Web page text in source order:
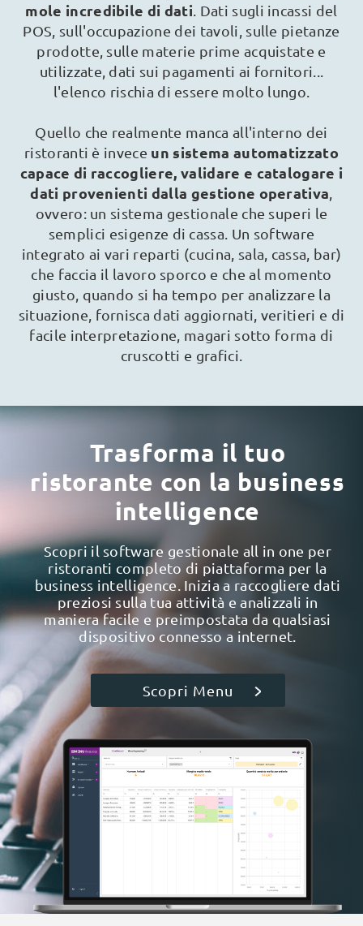
mole incredibile di dati . Dati sugli incassi del
POS, sull'occupazione dei tavoli, sulle pietanze
prodotte, sulle materie prime acquistate e
utilizzate, dati sui pagamenti ai fornitori...
l'elenco rischia di essere molto lungo.
Quello che realmente manca all'interno dei
ristoranti è invece un sistema automatizzato
capace di raccogliere, validare e catalogare i
dati provenienti dalla gestione operativa
ovvero: un sistema gestionale che superi le
semplici esigenze di cassa. Un software
integrato ai vari reparti (cucina, sala, cassa, bar)
che faccia il lavoro sporco e che al momento
giusto, quando si ha tempo per analizzare la
situazione, fornisca dati aggiornati, veritieri e di
facile interpretazione, magari sotto forma di
cruscotti e grafici.
Trasforma il tuo
ristorante con la business
intelligence
Scopri il software gestionale all in one per
ristoranti completo di piattaforma per la
business intelligence. Inizia a raccogliere dati
preziosi sulla tua attività e analizzali in
maniera facile e preimpostata da qualsiasi
dispositivo connesso a internet.
Scopri Menu